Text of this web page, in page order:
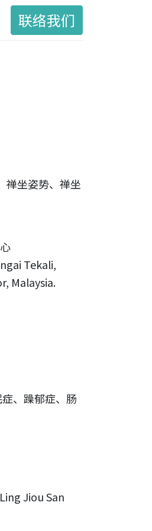
联络我们
禅坐姿势、禅坐
Tekali,
Malaysia.
、躁郁症、肠
Jiou San